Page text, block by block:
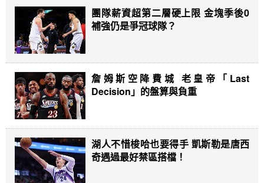
團隊薪資超第二層硬上限 金塊季後0
補強仍是爭冠球隊？
詹姆斯空降費城 老皇帝「Last
Decision」的盤算與負重
湖人不惜梭哈也要得手 凱斯勒是唐西
奇遇過最好禁區搭檔！